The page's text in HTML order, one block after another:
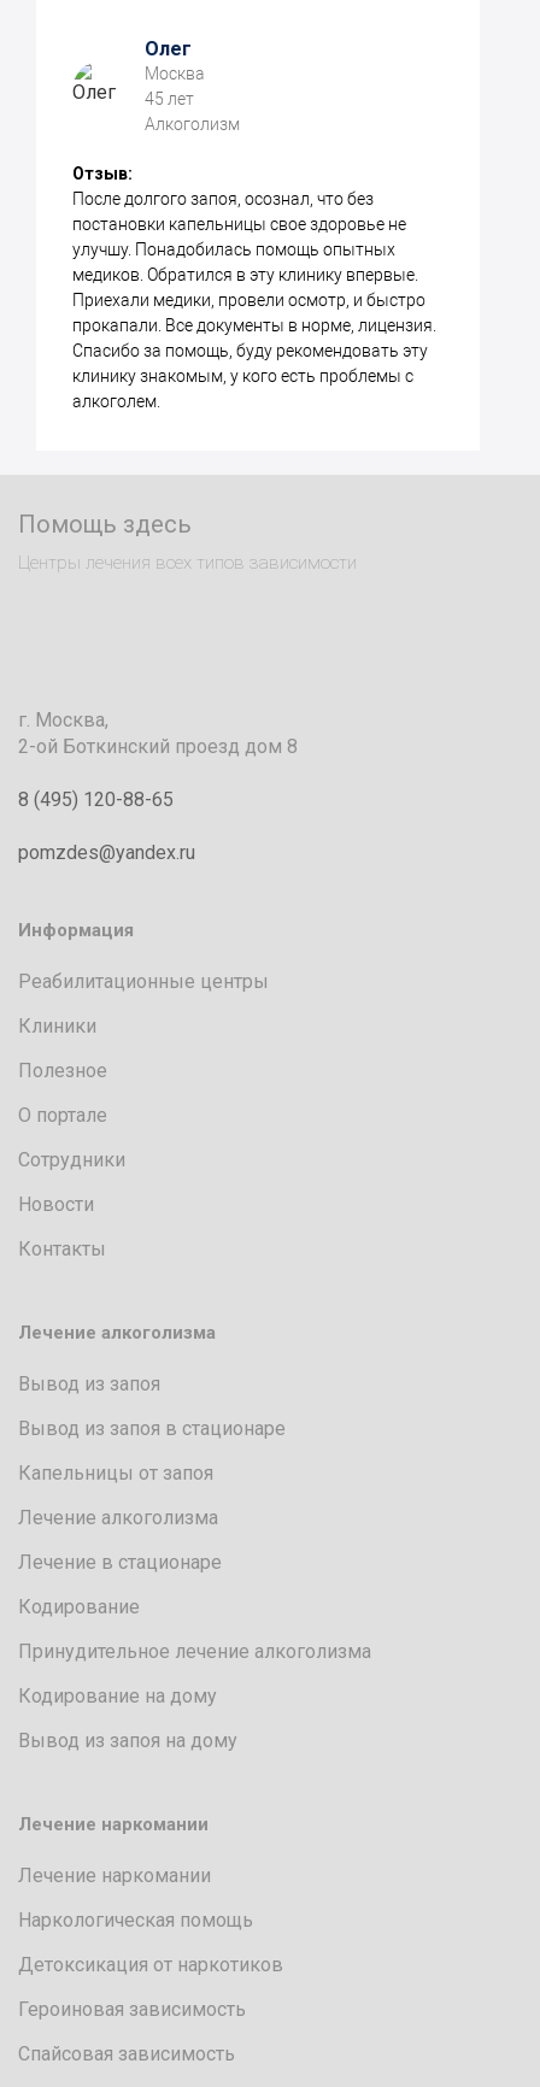
Олег
Москва
45 лет
Алкоголизм
Отзыв:
После долгого запоя, осознал, что без
постановки капельницы свое здоровье не
улучшу. Понадобилась помощь опытных
медиков. Обратился в эту клинику впервые.
Приехали медики, провели осмотр, и быстро
прокапали. Все документы в норме, лицензия.
Спасибо за помощь, буду рекомендовать эту
клинику знакомым, у кого есть проблемы с
алкоголем.
Помощь здесь
Центры лечения всех типов зависимости
г. Москва,
2-ой Боткинский проезд дом 8
8 (495) 120-88-65
pomzdes@yandex.ru
Информация
Реабилитационные центры
Клиники
Полезное
О портале
Сотрудники
Новости
Контакты
Лечение алкоголизма
Вывод из запоя
Вывод из запоя в стационаре
Капельницы от запоя
Лечение алкоголизма
Лечение в стационаре
Кодирование
Принудительное лечение алкоголизма
Кодирование на дому
Вывод из запоя на дому
Лечение наркомании
Лечение наркомании
Наркологическая помощь
Детоксикация от наркотиков
Героиновая зависимость
Спайсовая зависимость